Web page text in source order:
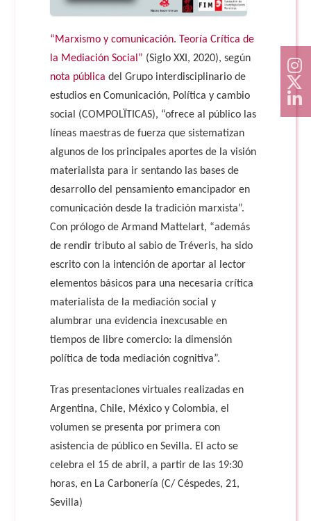
“Marxismo y comunicación. Teoría Crítica de
la Mediación Social” (Siglo XXI, 2020), según
nota pública del Grupo interdisciplinario de
estudios en Comunicación, Política y cambio
social (COMPOLÏTICAS), “ofrece al público las
líneas maestras de fuerza que sistematizan
algunos de los principales aportes de la visión
materialista para ir sentando las bases de
desarrollo del pensamiento emancipador en
comunicación desde la tradición marxista”.
Con prólogo de Armand Mattelart, “además
de rendir tributo al sabio de Tréveris, ha sido
escrito con la intención de aportar al lector
elementos básicos para una necesaria crítica
materialista de la mediación social y
alumbrar una evidencia inexcusable en
tiempos de libre comercio: la dimensión
política de toda mediación cognitiva”.
Tras presentaciones virtuales realizadas en
Argentina, Chile, México y Colombia, el
volumen se presenta por primera con
asistencia de público en Sevilla. El acto se
celebra el 15 de abril, a partir de las 19:30
horas, en La Carbonería (C/ Céspedes, 21,
Sevilla)